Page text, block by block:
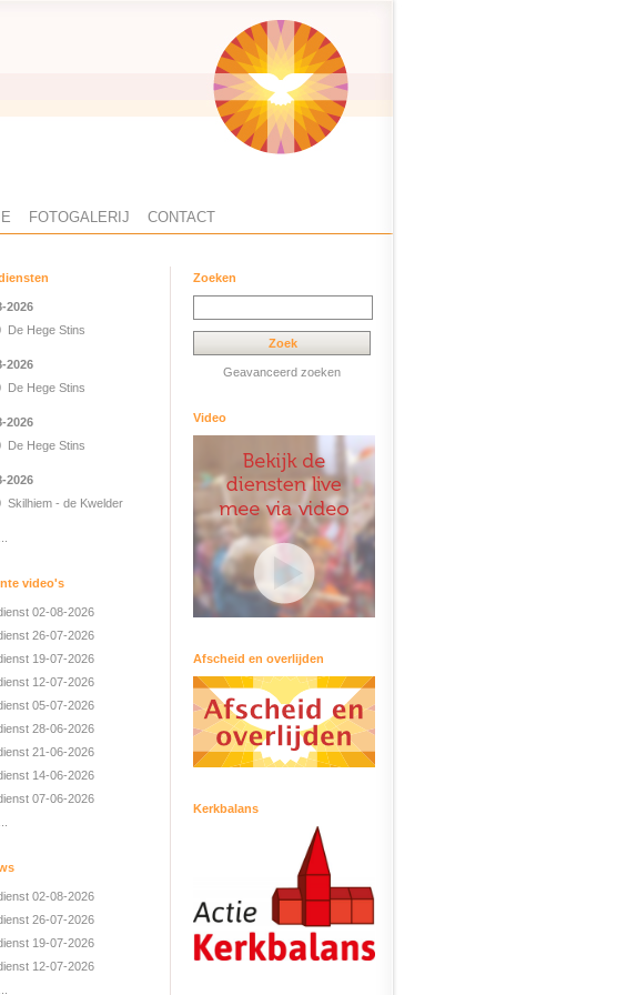
FOTOGALERIJ CONTACT
2026
De Hege Stins
2026
De Hege Stins
2026
De Hege Stins
2026
Skilhiem - de Kwelder
video's
02-08-2026
26-07-2026
19-07-2026
12-07-2026
05-07-2026
28-06-2026
21-06-2026
14-06-2026
07-06-2026
02-08-2026
26-07-2026
19-07-2026
12-07-2026
Zoeken
Geavanceerd zoeken
Video
Afscheid en overlijden
Kerkbalans